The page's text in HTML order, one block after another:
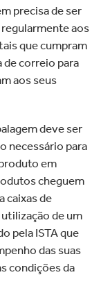
precisa de ser
aos
que cumpram
de correio para
aos seus
deve ser
necessário para
em
cheguem
caixas de
de um
pela ISTA que
das suas
condições da